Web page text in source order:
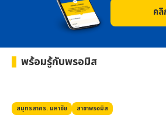
ค
พร้อมรู้กับพรอมิส
สมุทรสาคร. มหาชัย สาขาพรอมิส